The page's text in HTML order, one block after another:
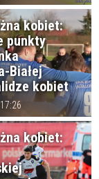
kobiet:
punkty
Białej
kobiet
kobiet: